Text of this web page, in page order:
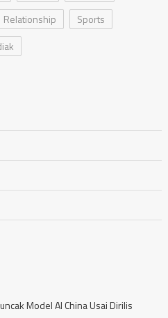
Relationship
Sports
Model AI China Usai Dirilis